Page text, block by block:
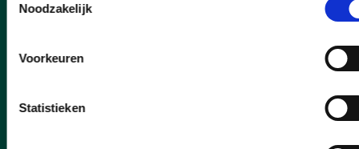
Noodzakelijk
Voorkeuren
Statistieken
helft.
lees meer